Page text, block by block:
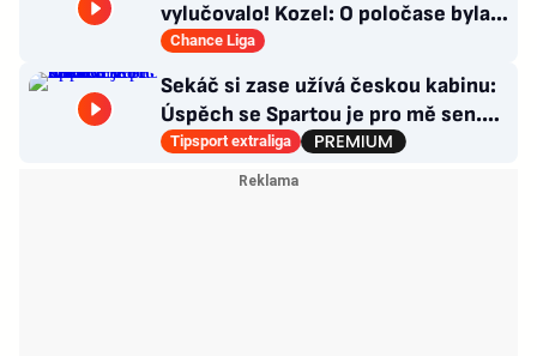
vylučovalo! Kozel: O poločase byla v
kabině bouřka
Chance Liga
Sekáč si zase užívá českou kabinu:
Úspěch se Spartou je pro mě sen.
Divoká léta ho stála NHL
Tipsport extraliga